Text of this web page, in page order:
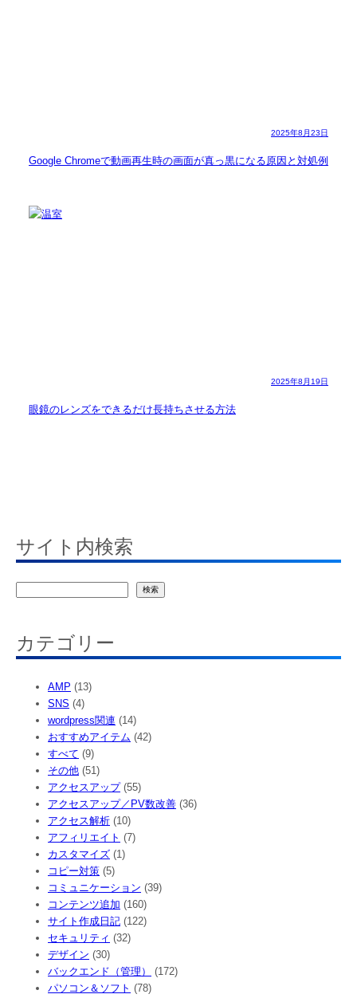
2025年8月23日
Google Chromeで動画再生時の画面が真っ黒になる原因と対処例
2025年8月19日
眼鏡のレンズをできるだけ長持ちさせる方法
サイト内検索
検索
カテゴリー
AMP (13)
SNS (4)
wordpress関連 (14)
おすすめアイテム (42)
すべて (9)
その他 (51)
アクセスアップ(55)
アクセスアップ／PV数改善 (36)
アクセス解析 (10)
アフィリエイト (7)
カスタマイズ (1)
コピー対策 (5)
コミュニケーション (39)
コンテンツ追加 (160)
サイト作成日記 (122)
セキュリティ (32)
デザイン (30)
バックエンド（管理）
(172)
パソコン＆ソフト (78)